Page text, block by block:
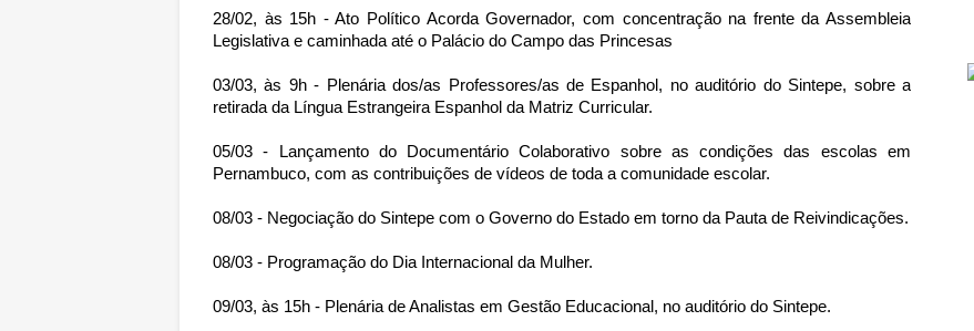
28/02, às 15h - Ato Político Acorda Governador, com concentração na frente da Assembleia
Legislativa e caminhada até o Palácio do Campo das Princesas
03/03, às 9h - Plenária dos/as Professores/as de Espanhol, no auditório do Sintepe, sobre a
retirada da Língua Estrangeira Espanhol da Matriz Curricular.
05/03 - Lançamento do Documentário Colaborativo sobre as condições das escolas em
Pernambuco, com as contribuições de vídeos de toda a comunidade escolar.
08/03 - Negociação do Sintepe com o Governo do Estado em torno da Pauta de Reivindicações.
08/03 - Programação do Dia Internacional da Mulher.
09/03, às 15h - Plenária de Analistas em Gestão Educacional, no auditório do Sintepe.